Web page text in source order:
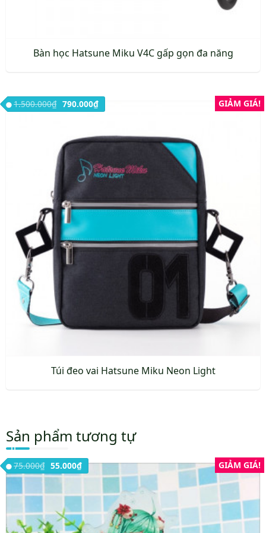
Bàn học Hatsune Miku V4C gấp gọn đa năng
GIẢM GIÁ!
Túi đeo vai Hatsune Miku Neon Light
1.500.000₫ Giá gốc là: 1.500.000₫.
790.000₫Giá hiện tại là: 790.000₫.
Sản phẩm tương tự
GIẢM GIÁ!
75.000₫ Giá gốc là: 75.000₫.
55.000₫Giá hiện tại là: 55.000₫.